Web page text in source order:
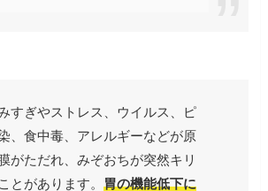
すぎやストレス、ウイルス、ピ
、食中毒、アレルギーなどが原
がただれ、みぞおちが突然キリ
とがあります。胃の機能低下に